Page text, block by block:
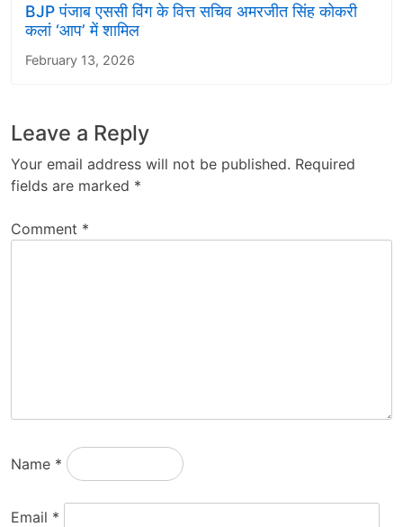
BJP पंजाब एससी विंग के वित्त सचिव अमरजीत सिंह कोकरी
कलां ‘आप’ में शामिल
February 13, 2026
Leave a Reply
Your email address will not be published. Required
fields are marked *
Comment *
Name *
Email *